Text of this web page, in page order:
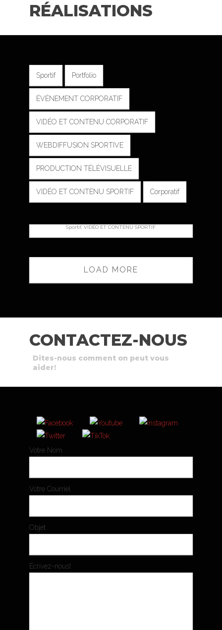
RÉALISATIONS
Sportif Portfolio
ÉVÉNEMENT CORPORATIF
VIDÉO ET CONTENU CORPORATIF
WEBDIFFUSION SPORTIVE
PRODUCTION TÉLÉVISUELLE
VIDÉO ET CONTENU SPORTIF Corporatif
Sportif, VIDÉO ET CONTENU SPORTIF
LOAD MORE
CONTACTEZ-NOUS
Dites-nous comment on peut vous
aider!
Votre Nom
Votre Courriel
Objet
Écrivez-nous!